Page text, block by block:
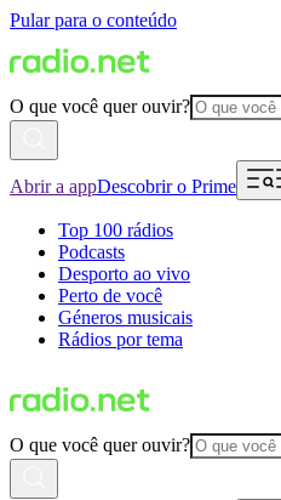
Pular para o conteúdo
O que você quer ouvir?
Abrir a appDescobrir o Prime
Top 100 rádios
Podcasts
Desporto ao vivo
Perto de você
Géneros musicais
Rádios por tema
O que você quer ouvir?